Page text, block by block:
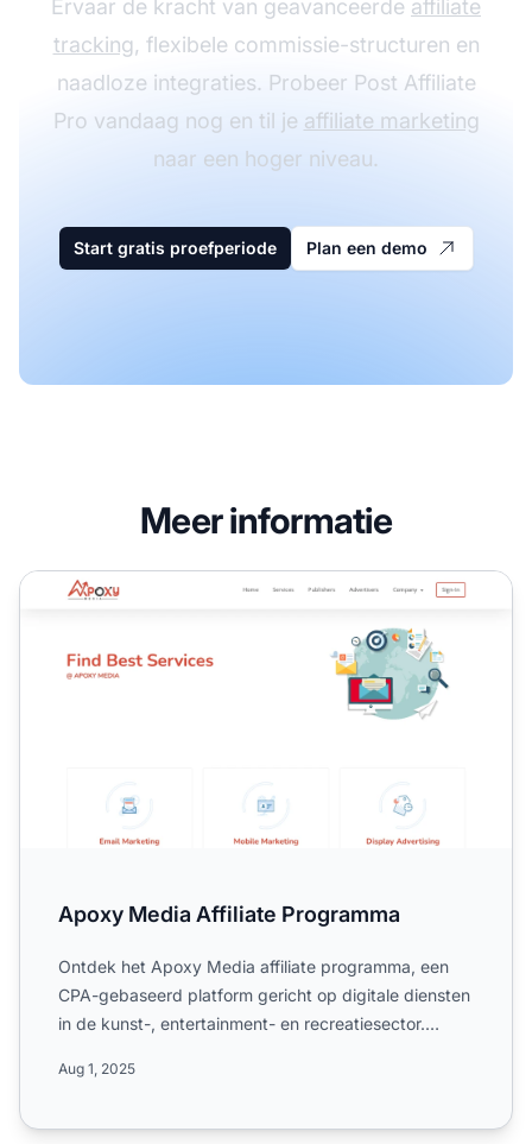
Ervaar de kracht van geavanceerde affiliate
tracking, flexibele commissie-structuren en
naadloze integraties. Probeer Post Affiliate
Pro vandaag nog en til je affiliate marketing
naar een hoger niveau.
Start gratis proefperiode Plan een demo
Meer informatie
Apoxy Media Affiliate Programma
Apoxy Media Affiliate Programma
Ontdek het Apoxy Media affiliate programma, een
CPA-gebaseerd platform gericht op digitale diensten
in de kunst-, entertainment- en recreatiesector.
Aug 1, 2025